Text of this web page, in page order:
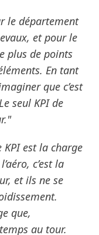
le département
et pour le
plus de points
En tant
que c’est
seul KPI de
KPI est la charge
c’est la
et ils ne se
que,
au tour.